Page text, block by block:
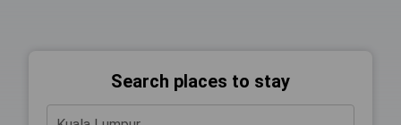
Search places to stay